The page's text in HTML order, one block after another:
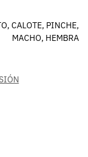
CALOTE, PINCHE,
MACHO, HEMBRA